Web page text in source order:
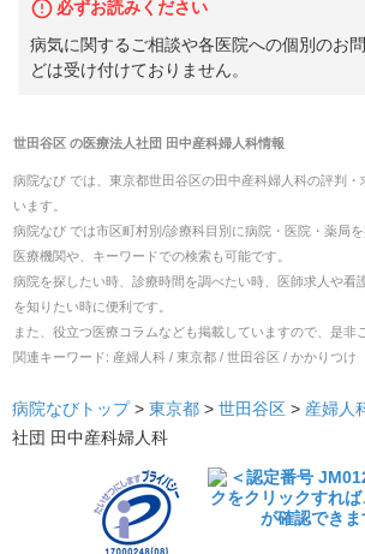
必ずお読みください
病気に関するご相談や各医院への個別のお
どは受け付けておりません。
世田谷区の医療法人社団 田中産科婦人科情報
病院なび では、 東京都世田谷区の田中産科婦人科の評判・
います。
病院なび では市区町村別/診療科目別に病院・医院・薬局
医療機関や、キーワードでの検索も可能です。
病院を探したい時、診療時間を調べたい時、医師求人や看
を知りたい時に便利です。
また、役立つ医療コラムなども掲載していますので、是非
関連キーワード: 産婦人科 / 東京都 / 世田谷区 / かかりつけ
病院なびトップ > 東京都 > 世田谷区 > 産婦人
社団 田中産科婦人科